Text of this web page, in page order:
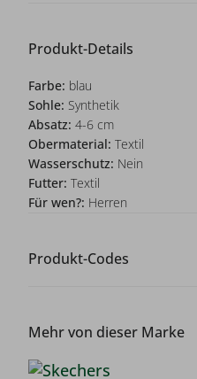
Produkt-Details
Farbe: blau
Sohle: Synthetik
Absatz: 4-6 cm
Obermaterial: Textil
Wasserschutz: Nein
Futter: Textil
Für wen?: Herren
Produkt-Codes
Mehr von dieser Marke